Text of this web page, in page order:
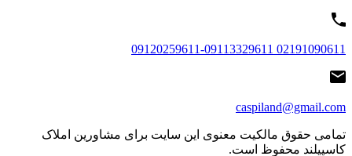
02191090611 09120259611-09113329611
caspiland@gmail.com
تمامی حقوق مالکیت معنوی این ‌سایت برای مشاورین املاک
کاسپیلند محفوظ است.